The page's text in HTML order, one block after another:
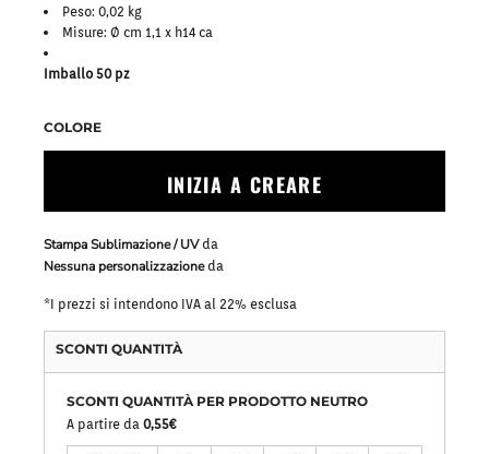
Peso: 0,02 kg
Misure: Ø cm 1,1 x h14 ca
Imballo 50 pz
COLORE
INIZIA A CREARE
Stampa Sublimazione / UVda
Nessuna personalizzazioneda
*I prezzi si intendono IVA al 22% esclusa
SCONTI QUANTITÀ
SCONTI QUANTITÀ PER PRODOTTO NEUTRO
A partire da 0,55€